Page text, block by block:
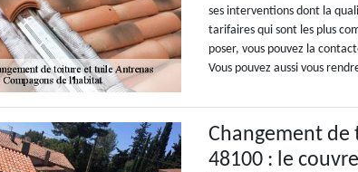
ses interventions dont la
tarifaires qui sont les plus
poser, vous pouvez la
Vous pouvez aussi vous
Changement de
48100 : le